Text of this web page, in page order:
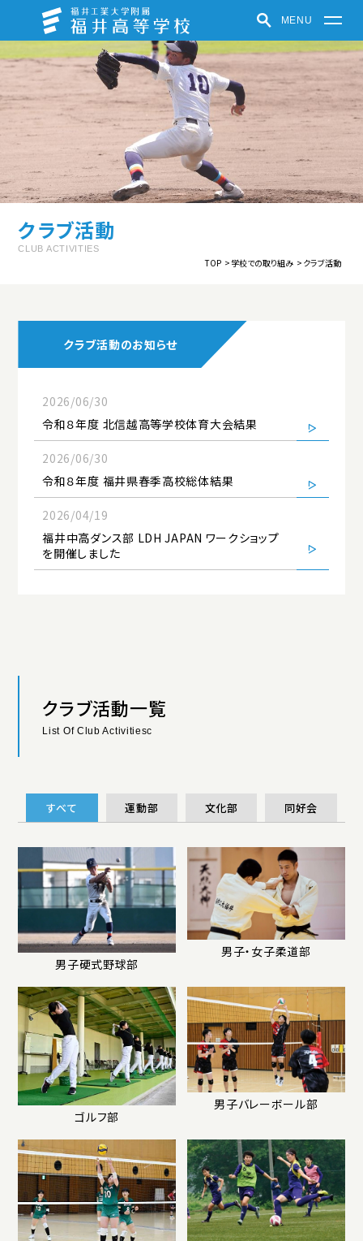
MENU
福井高等学校
学校紹介
学びの特色
学校での取り組み
クラブ活動
受験生の方へ
在学生・保護者の方へ
パンフレット
お知らせ
福井中高ポータルサイト
学校紹介動画
アクセス プライバシーポリシー
お問い合わせ
資料請求
クラブ活動
CLUB ACTIVITIES
TOP 学校での取り組み クラブ活動
クラブ活動のお知らせ
2026/06/30
令和８年度 北信越高等学校体育大会結果
2026/06/30
令和８年度 福井県春季高校総体結果
2026/04/19
福井中高ダンス部 LDH JAPAN ワークショップ
を開催しました
クラブ活動一覧
List Of Club Activitiesc
すべて 運動部 文化部 同好会
男子硬式野球部
男子・女子柔道部
ゴルフ部
男子バレーボール部